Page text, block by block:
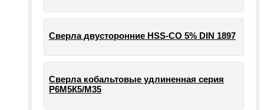
Сверла двусторонние HSS-CO 5% DIN 1897
Сверла кобальтовые удлиненная серия
Р6М5К5/М35